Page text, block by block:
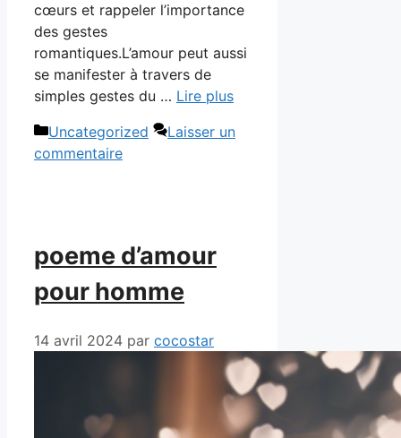
cœurs et rappeler l’importance
des gestes
romantiques.L’amour peut aussi
se manifester à travers de
simples gestes du … Lire plus
Catégories
Uncategorized
Laisser un
commentaire
poeme d’amour
pour homme
14 avril 2024 par cocostar